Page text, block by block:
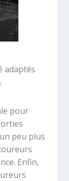
adaptés
pour
peu plus
Enfin,